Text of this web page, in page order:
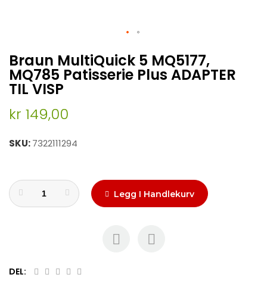
to
the
beginning
of
the
images
Braun MultiQuick 5 MQ5177,
MQ785 Patisserie Plus ADAPTER
TIL VISP
kr 149,00
SKU 7322111294
Legg I Handlekurv
DEL: